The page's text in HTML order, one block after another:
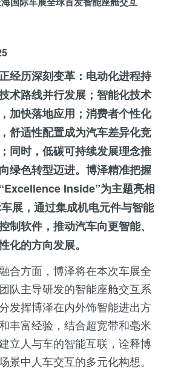
经历深刻变革：电动化进程持
术路线并行发展；智能化技术
加快落地应用；消费者个性化
舒适性配置成为汽车差异化竞
同时，低碳可持续发展理念推
绿色转型迈进。博泽精准把握
Excellence Inside 为主题亮相
展，通过集成机电元件与智能
制软件，推动汽车向更智能、
化的方向发展。
合方面，博泽将在本次车展全
队主导研发的智能座舱交互系
发挥博泽在内外饰智能进出方
丰富经验，结合超宽带和毫米
立人与车的智能互联，诠释博
景中人车交互的多元化构想。